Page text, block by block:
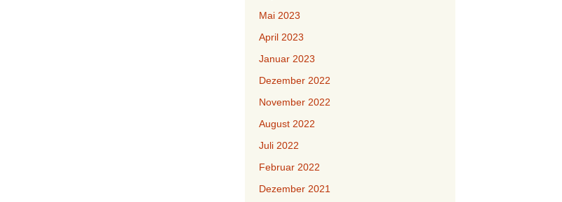
Mai 2023
April 2023
Januar 2023
Dezember 2022
November 2022
August 2022
Juli 2022
Februar 2022
Dezember 2021